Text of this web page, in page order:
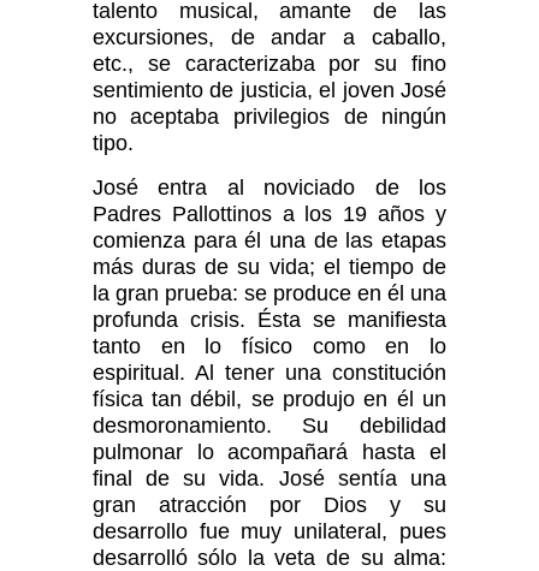
talento musical, amante de las
excursiones, de andar a caballo,
etc., se caracterizaba por su fino
sentimiento de justicia, el joven José
no aceptaba privilegios de ningún
tipo.
José entra al noviciado de los
Padres Pallottinos a los 19 años y
comienza para él una de las etapas
más duras de su vida; el tiempo de
la gran prueba: se produce en él una
profunda crisis. Ésta se manifiesta
tanto en lo físico como en lo
espiritual. Al tener una constitución
física tan débil, se produjo en él un
desmoronamiento. Su debilidad
pulmonar lo acompañará hasta el
final de su vida. José sentía una
gran atracción por Dios y su
desarrollo fue muy unilateral, pues
desarrolló sólo la veta de su alma: